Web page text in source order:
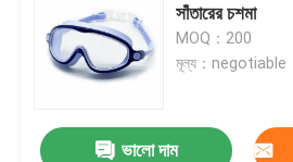
সাঁতারের চশমা
MOQ：200
মূল্য：negotiable
ভালো দাম